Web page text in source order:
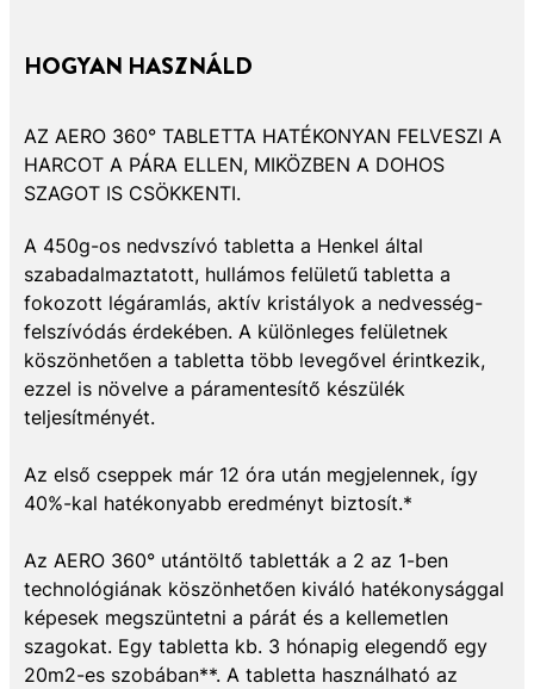
HOGYAN HASZNÁLD
AZ AERO 360° TABLETTA HATÉKONYAN FELVESZI A
HARCOT A PÁRA ELLEN, MIKÖZBEN A DOHOS
SZAGOT IS CSÖKKENTI.
A 450g-os nedvszívó tabletta a Henkel által
szabadalmaztatott, hullámos felületű tabletta a
fokozott légáramlás, aktív kristályok a nedvesség-
felszívódás érdekében. A különleges felületnek
köszönhetően a tabletta több levegővel érintkezik,
ezzel is növelve a páramentesítő készülék
teljesítményét.
Az első cseppek már 12 óra után megjelennek, így
40%-kal hatékonyabb eredményt biztosít.*
Az AERO 360° utántöltő tabletták a 2 az 1-ben
technológiának köszönhetően kiváló hatékonysággal
képesek megszüntetni a párát és a kellemetlen
szagokat. Egy tabletta kb. 3 hónapig elegendő egy
20m2-es szobában**. A tabletta használható az